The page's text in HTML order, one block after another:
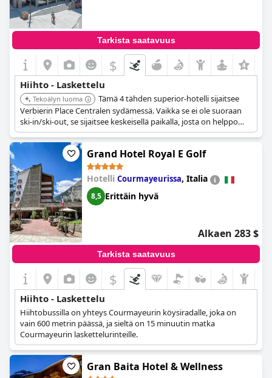
Tarkista saatavuus
$
Hiihto - Laskettelu
Tekoälyn luoma
Tämä 4 tähden superior-hotelli sijaitsee
Verbierin Place Centralen sydämessä. Vaikka se ei ole suoraan
ski-in/ski-out, se sijaitsee keskeisellä paikalla, josta on helppo
pääsy hiihtohisseille kävellen tai ilmaisella bussilla, ja se tarjoaa
vuoristokonsiergepalvelun hiihtojärjestelyissä avustamiseen.
Grand Hotel Royal E Golf
Hotelli Courmayeurissa, Italia
8,5 Erittäin hyvä
Alkaen 283 $
Tarkista saatavuus
$
Hiihto - Laskettelu
Hiihtobussilla on yhteys Courmayeurin köysiradalle, joka on
vain 600 metrin päässä, ja sieltä on 15 minuutin matka
Courmayeurin laskettelurinteille.
Gran Baita Hotel & Wellness